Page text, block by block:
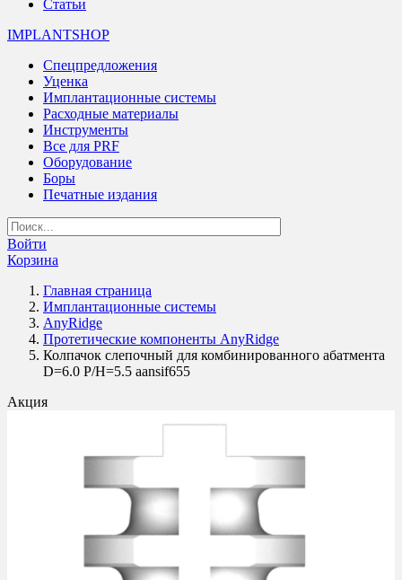
Статьи
IMPLANTSHOP
Спецпредложения
Уценка
Имплантационные системы
Расходные материалы
Инструменты
Все для PRF
Оборудование
Боры
Печатные издания
Войти
Корзина
Главная страница
Имплантационные системы
AnyRidge
Протетические компоненты AnyRidge
Колпачок слепочный для комбинированного абатмента
D=6.0 P/H=5.5 aansif655
Акция